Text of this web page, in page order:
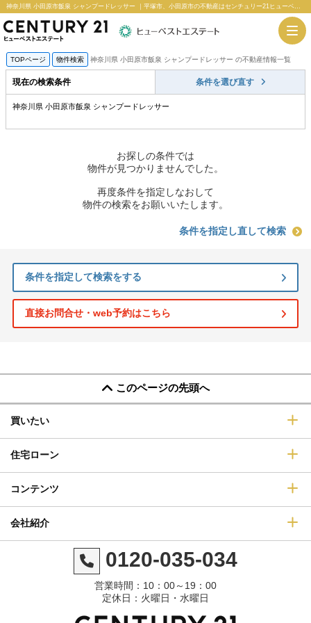
神奈川県 小田原市飯泉 シャンプードレッサー ｜平塚市、小田原市の不動産はセンチュリー21ヒューベストエステート
TOPページ 物件検索 神奈川県 小田原市飯泉 シャンプードレッサー の不動産情報一覧
現在の検索条件 条件を選び直す
神奈川県 小田原市飯泉 シャンプードレッサー
お探しの条件では
物件が見つかりませんでした。
再度条件を指定しなおして
物件の検索をお願いいたします。
条件を指定し直して検索
条件を指定して検索をする
直接お問合せ・web予約はこちら
このページの先頭へ
買いたい
住宅ローン
コンテンツ
会社紹介
0120-035-034
営業時間：10：00～19：00
定休日：火曜日・水曜日